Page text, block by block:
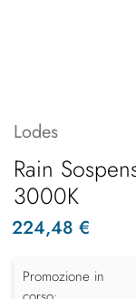
Lodes
Rain
3000K
224,48 €
Promozione in